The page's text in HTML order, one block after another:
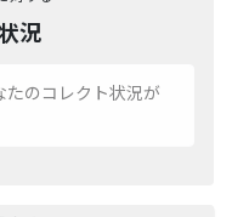
況
のコレクト状況が